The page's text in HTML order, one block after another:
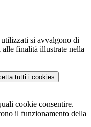
si avvalgono di
finalità illustrate nella
tutti i cookies
cookie consentire.
il funzionamento della